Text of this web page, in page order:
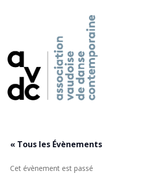
« Tous les Évènements
Cet évènement est passé